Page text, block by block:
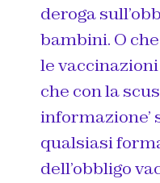
deroga
bambini. O
le
che con la
informazione’
qualsiasi
dell’obbligo